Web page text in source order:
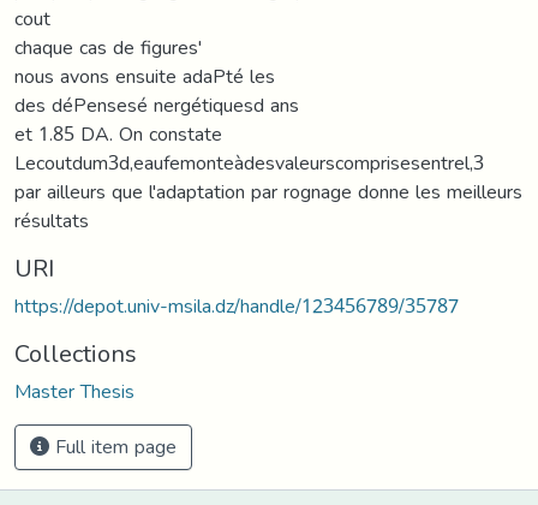
cout
chaque cas de figures'
nous avons ensuite adaPté les
des déPensesé nergétiquesd ans
et 1.85 DA. On constate
Lecoutdum3d,eaufemonteàdesvaleurscomprisesentrel,3
par ailleurs que l'adaptation par rognage donne les meilleurs
résultats
URI
https://depot.univ-msila.dz/handle/123456789/35787
Collections
Master Thesis
Full item page